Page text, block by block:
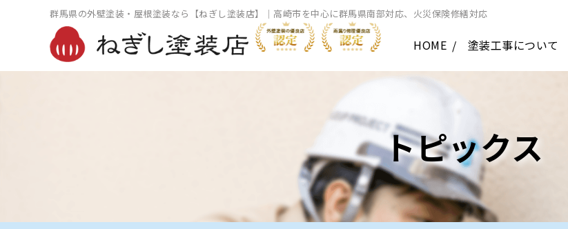
群馬県の外壁塗装・屋根塗装なら【ねぎし塗装店】｜高崎市を中心に群馬県南部対応、火災保険修繕対応
HOME 塗装工事について
トピックス